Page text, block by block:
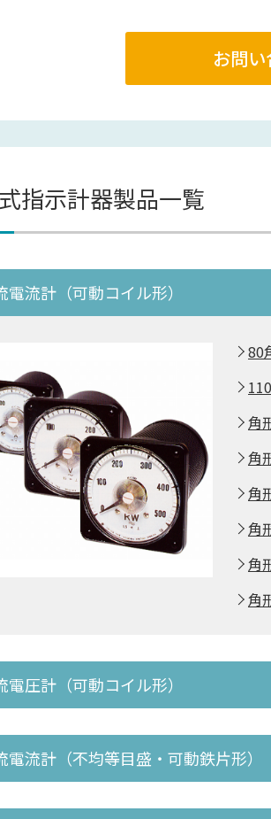
お問
指示計器製品一覧
電流計（可動コイル形）
80
角
角
角
角
角
角
電圧計（可動コイル形）
電流計（不均等目盛・可動鉄片形）